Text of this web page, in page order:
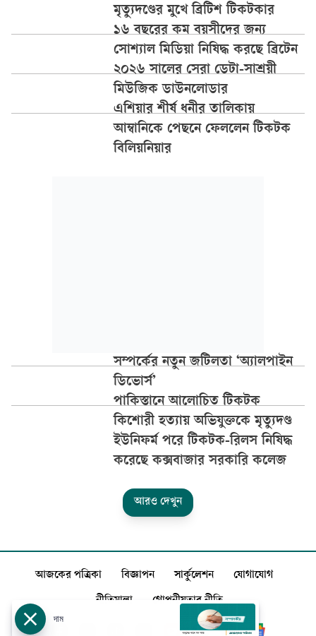
মৃত্যুদণ্ডের মুখে ব্রিটিশ টিকটকার
১৬ বছরের কম বয়সীদের জন্য
সোশ্যাল মিডিয়া নিষিদ্ধ করছে ব্রিটেন
২০২৬ সালের সেরা ডেটা-সাশ্রয়ী
মিউজিক ডাউনলোডার
এশিয়ার শীর্ষ ধনীর তালিকায়
আম্বানিকে পেছনে ফেললেন টিকটক
বিলিয়নিয়ার
সম্পর্কের নতুন জটিলতা ‘অ্যালপাইন
ডিভোর্স’
পাকিস্তানে আলোচিত টিকটক
কিশোরী হত্যায় অভিযুক্তকে মৃত্যুদণ্ড
ইউনিফর্ম পরে টিকটক-রিলস নিষিদ্ধ
করেছে কক্সবাজার সরকারি কলেজ
আরও দেখুন
আজকের পত্রিকা বিজ্ঞাপন সার্কুলেশন যোগাযোগ
নীতিমালা গোপনীয়তার নীতি
দাম